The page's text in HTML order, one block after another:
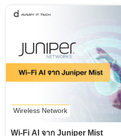
Wireless Network
Wi-Fi AI จาก Juniper Mist